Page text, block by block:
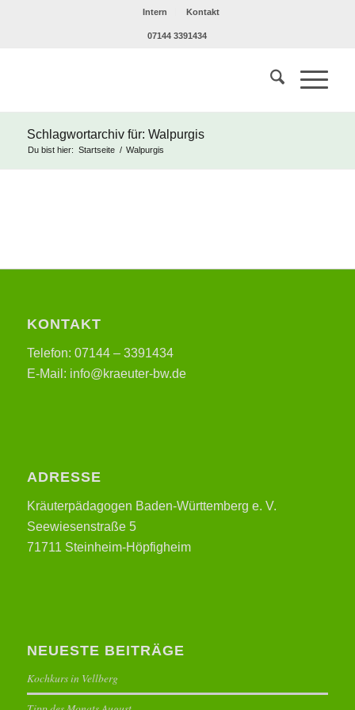
Intern Kontakt
07144 3391434
Schlagwortarchiv für: Walpurgis
Du bist hier: Startseite / Walpurgis
KONTAKT
Telefon: 07144 – 3391434
E-Mail: info@kraeuter-bw.de
ADRESSE
Kräuterpädagogen Baden-Württemberg e. V.
Seewiesenstraße 5
71711 Steinheim-Höpfigheim
NEUESTE BEITRÄGE
Kochkurs in Vellberg